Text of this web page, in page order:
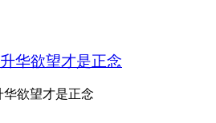
华欲望才是正念